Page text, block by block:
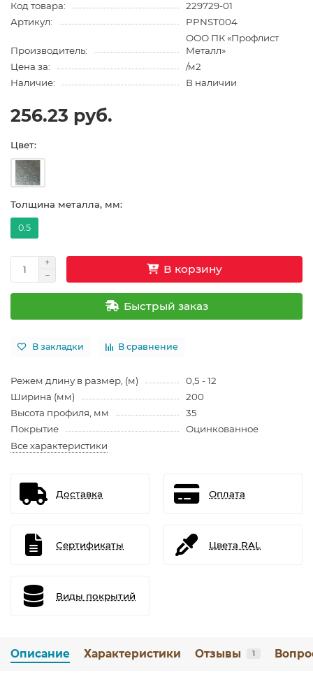
Код товара:
229729-01
Артикул:
PPNST004
Производитель:
ООО ПК «Профлист
Металл»
Цена за:
/м2
Наличие:
В наличии
256.23 руб.
Цвет:
Толщина металла, мм:
0.5
В корзину
Быстрый заказ
В закладки В сравнение
Режем длину в размер, (м)
0,5 - 12
Ширина (мм)
200
Высота профиля, мм
35
Покрытие
Оцинкованное
Все характеристики
Доставка Оплата
Сертификаты Цвета RAL
Виды покрытий
Описание Характеристики Отзывы 1